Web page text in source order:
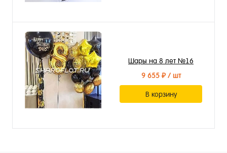
Шары на 8 лет №16
9 655 ₽/ шт
В корзину